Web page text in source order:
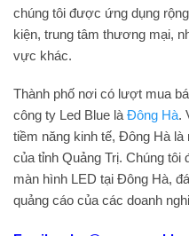
chúng tôi được ứng dụng
kiện, trung tâm thương mại,
vực khác.
Thành phố nơi có lượt mua
công ty Led Blue là Đông Hà.
tiềm năng kinh tế, Đông Hà là
của tỉnh Quảng Trị. Chúng tôi
màn hình LED tại Đông Hà,
quảng cáo của các doanh